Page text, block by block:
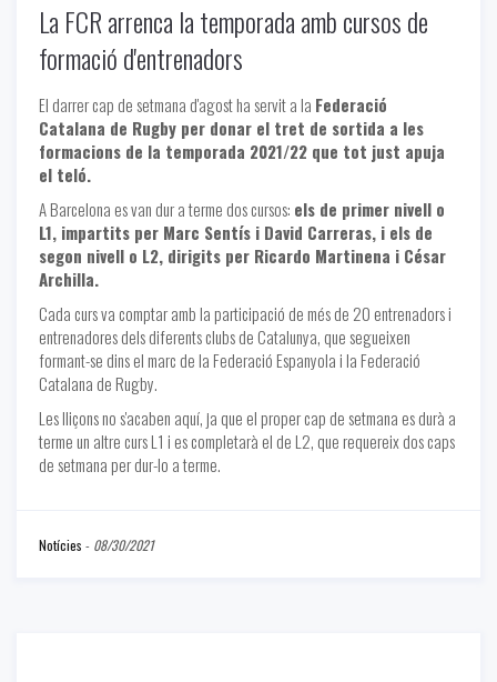
La FCR arrenca la temporada amb cursos de
formació d'entrenadors
El darrer cap de setmana d'agost ha servit a la Federació
Catalana de Rugby per donar el tret de sortida a les
formacions de la temporada 2021/22 que tot just apuja
el teló.
A Barcelona es van dur a terme dos cursos: els de primer nivell o
L1, impartits per Marc Sentís i David Carreras, i els de
segon nivell o L2, dirigits per Ricardo Martinena i César
Archilla.
Cada curs va comptar amb la participació de més de 20 entrenadors i
entrenadores dels diferents clubs de Catalunya, que segueixen
formant-se dins el marc de la Federació Espanyola i la Federació
Catalana de Rugby.
Les lliçons no s'acaben aquí, ja que el proper cap de setmana es durà a
terme un altre curs L1 i es completarà el de L2, que requereix dos caps
de setmana per dur-lo a terme.
Notícies - 08/30/2021